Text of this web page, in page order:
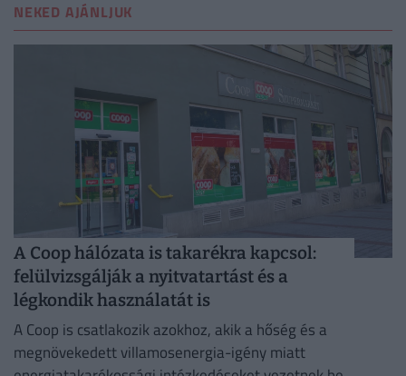
NEKED AJÁNLJUK
A Coop hálózata is takarékra kapcsol:
felülvizsgálják a nyitvatartást és a
légkondik használatát is
A Coop is csatlakozik azokhoz, akik a hőség és a
megnövekedett villamosenergia-igény miatt